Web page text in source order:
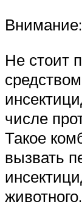
Внимание:
Не стоит
числе
Такое
вызвать
животного.